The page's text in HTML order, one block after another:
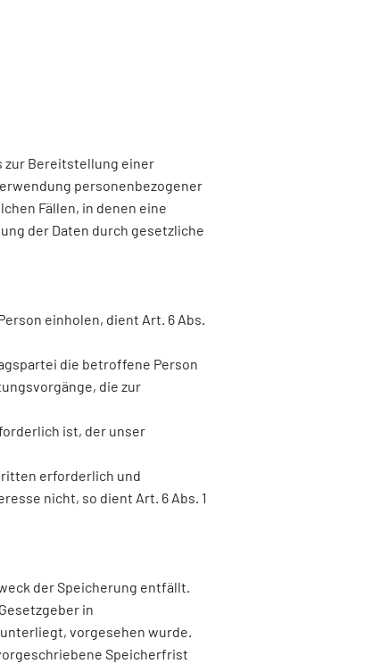
zur Bereitstellung einer
personenbezogener
Fällen, in denen eine
der Daten durch gesetzliche
einholen, dient Art. 6 Abs.
die betroffene Person
die zur
ist, der unser
erforderlich und
nicht, so dient Art. 6 Abs. 1
der Speicherung entfällt.
in
vorgesehen wurde.
Speicherfrist